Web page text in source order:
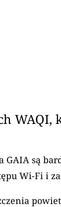
GAIA są
Wi-Fi i